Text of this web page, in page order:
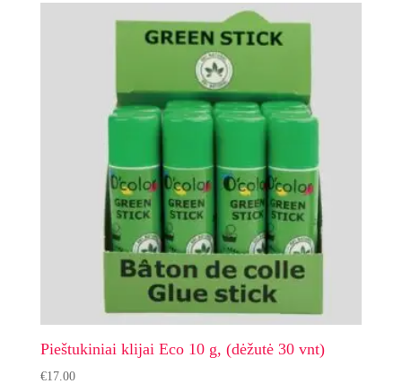
Pieštukiniai klijai Eco 10 g, (dėžutė 30 vnt)
€17.00